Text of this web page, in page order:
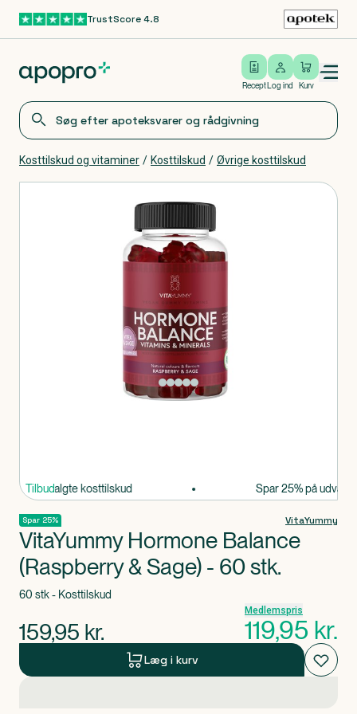
Gå til hovedindholdTrustScore 4.8
Recept
Log ind
Log ind Kurv
Open/close menu
Kosttilskud og vitaminer / Kosttilskud / Øvrige kosttilskud
Tilbud
på udvalgte kosttilskud Spar 25% på
Spar 25% VitaYummy
VitaYummy Hormone Balance
(Raspberry & Sage) - 60 stk.
60 stk - Kosttilskud
159,95 kr.
Medlemspris
119,95 kr.
Læg i kurv